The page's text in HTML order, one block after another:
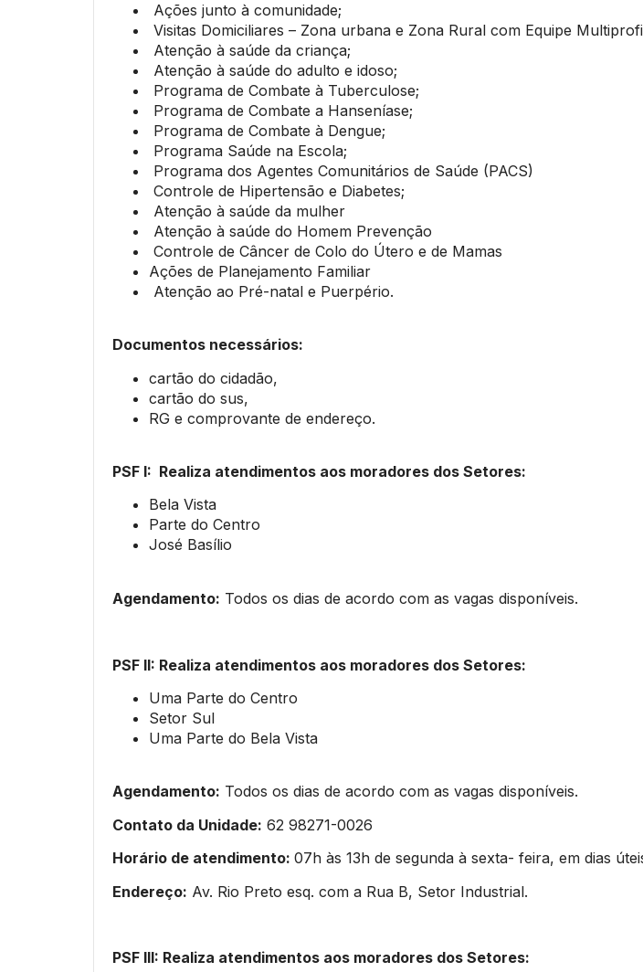
Ações junto à comunidade;
Visitas Domiciliares – Zona urbana e Zona Rural com Equipe
Atenção à saúde da criança;
Atenção à saúde do adulto e idoso;
Programa de Combate à Tuberculose;
Programa de Combate a Hanseníase;
Programa de Combate à Dengue;
Programa Saúde na Escola;
Programa dos Agentes Comunitários de Saúde (PACS)
Controle de Hipertensão e Diabetes;
Atenção à saúde da mulher
Atenção à saúde do Homem Prevenção
Controle de Câncer de Colo do Útero e de Mamas
Ações de Planejamento Familiar
Atenção ao Pré-natal e Puerpério.
Documentos necessários:
cartão do cidadão,
cartão do sus,
RG e comprovante de endereço.
PSF I: Realiza atendimentos aos moradores dos Setores:
Bela Vista
Parte do Centro
José Basílio
Agendamento: Todos os dias de acordo com as vagas disponíveis.
PSF II: Realiza atendimentos aos moradores dos Setores:
Uma Parte do Centro
Setor Sul
Uma Parte do Bela Vista
Agendamento: Todos os dias de acordo com as vagas disponíveis.
Contato da Unidade: 62 98271-0026
Horário de atendimento: 07h às 13h de segunda à sexta- feira, em dias
Endereço: Av. Rio Preto esq. com a Rua B, Setor Industrial.
PSF III: Realiza atendimentos aos moradores dos Setores: